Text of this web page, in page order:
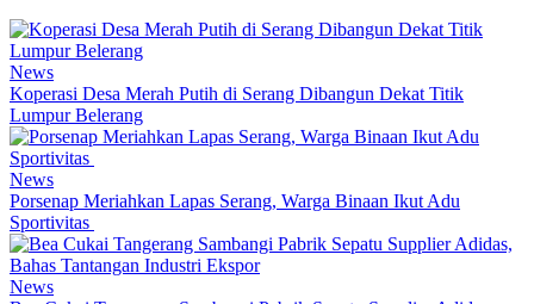
News
Koperasi Desa Merah Putih di Serang Dibangun Dekat Titik
Lumpur Belerang
News
Porsenap Meriahkan Lapas Serang, Warga Binaan Ikut Adu
Sportivitas
News